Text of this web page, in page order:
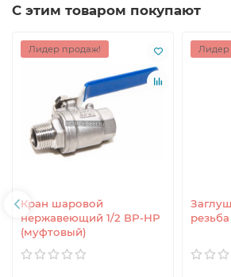
С этим товаром покупают
Лидер продаж!
Кран шаровой
нержавеющий 1/2 ВР-НР
(муфтовый)
Лидер